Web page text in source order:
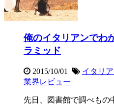
俺のイタリアンでわ
ラミッド
2015/10/01 イタリ
業界レビュー
先日、図書館で調べもの